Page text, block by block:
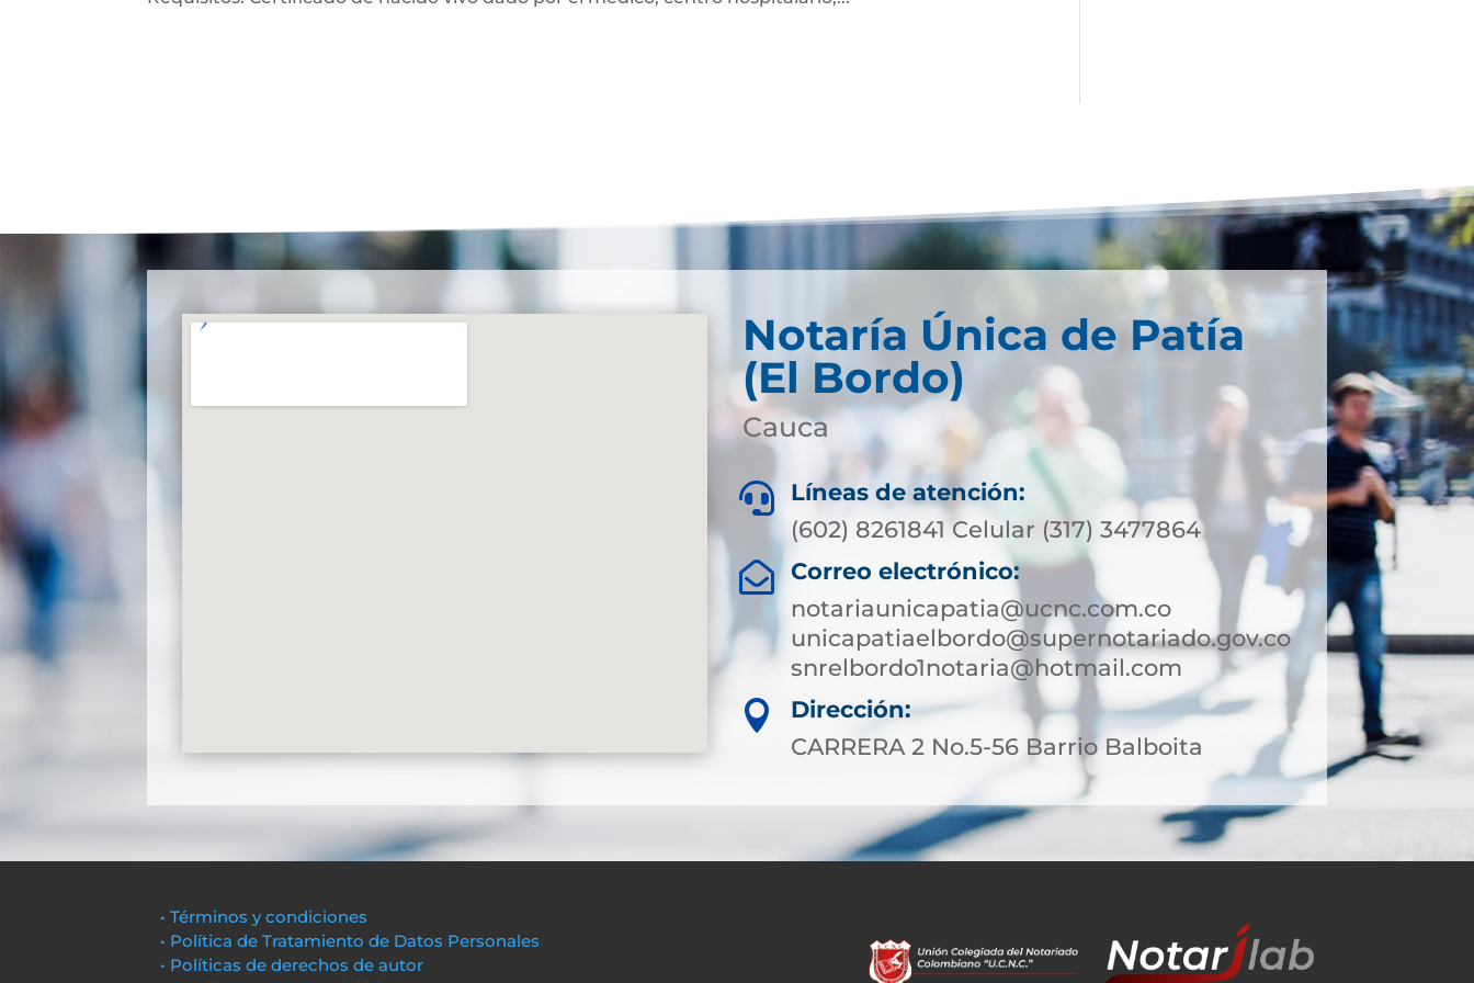
Notaría Única de Patía
(El Bordo)
Cauca

Líneas de atención:
(602) 8261841 Celular (317) 3477864

Correo electrónico:
notariaunicapatia@ucnc.com.co
unicapatiaelbordo@supernotariado.gov.co
snrelbordo1notaria@hotmail.com

Dirección:
CARRERA 2 No.5-56 Barrio Balboita
• Términos y condiciones
• Política de Tratamiento de Datos Personales
• Políticas de derechos de autor